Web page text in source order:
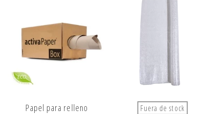
Papel para relleno
Fuera de stock